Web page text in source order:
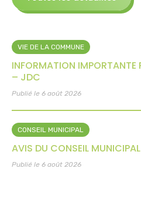
VIE DE LA COMMUNE
INFORMATION IMPORTANTE
– JDC
Publié le 6 août 2026
CONSEIL MUNICIPAL
AVIS DU CONSEIL
Publié le 6 août 2026